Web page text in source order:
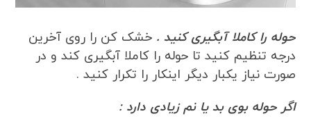
حوله را کاملا آبگیری کنید . خشک کن را روی آخرین
درجه تنظیم کنید تا حوله را کاملا آبگیری کند و در
صورت نیاز یکبار دیگر اینکار را تکرار کنید .
اگر حوله بوی بد یا نم زیادی دارد :